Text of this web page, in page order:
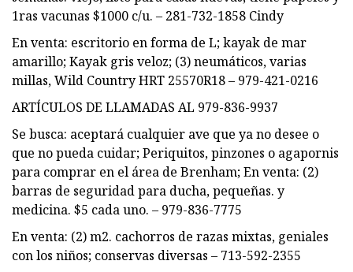
1ras vacunas $1000 c/u. – 281-732-1858 Cindy
En venta: escritorio en forma de L; kayak de mar
amarillo; Kayak gris veloz; (3) neumáticos, varias
millas, Wild Country HRT 25570R18 – 979-421-0216
ARTÍCULOS DE LLAMADAS AL 979-836-9937
Se busca: aceptará cualquier ave que ya no desee o
que no pueda cuidar; Periquitos, pinzones o agapornis
para comprar en el área de Brenham; En venta: (2)
barras de seguridad para ducha, pequeñas. y
medicina. $5 cada uno. – 979-836-7775
En venta: (2) m2. cachorros de razas mixtas, geniales
con los niños; conservas diversas – 713-592-2355